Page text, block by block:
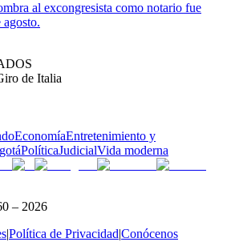
al excongresista como notario fue
agosto.
de Italia
EconomíaEntretenimiento y
PolíticaJudicialVida moderna
– 2026
|Política de Privacidad|Conócenos